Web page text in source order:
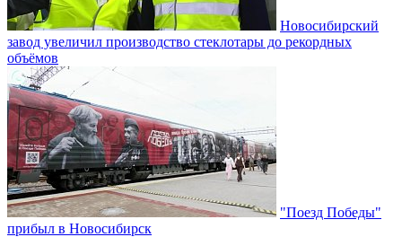
Новосибирский
завод увеличил производство стеклотары до рекордных
объёмов
"Поезд Победы"
прибыл в Новосибирск